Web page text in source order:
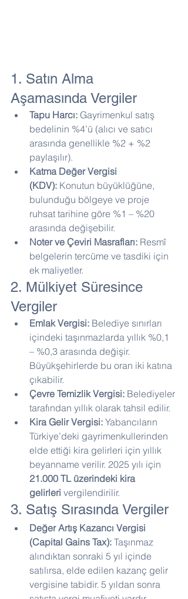
1. Satın Alma
Aşamasında Vergiler
Tapu Harcı: Gayrimenkul satış
bedelinin %4’ü (alıcı ve satıcı
arasında genellikle %2 + %2
paylaşılır).
Katma Değer Vergisi
(KDV): Konutun büyüklüğüne,
bulunduğu bölgeye ve proje
ruhsat tarihine göre %1 – %20
arasında değişebilir.
Noter ve Çeviri Masrafları: Resmî
belgelerin tercüme ve tasdiki için
ek maliyetler.
2. Mülkiyet Süresince
Vergiler
Emlak Vergisi: Belediye sınırları
içindeki taşınmazlarda yıllık %0,1
– %0,3 arasında değişir.
Büyükşehirlerde bu oran iki katına
çıkabilir.
Çevre Temizlik Vergisi: Belediyeler
tarafından yıllık olarak tahsil edilir.
Kira Gelir Vergisi: Yabancıların
Türkiye’deki gayrimenkullerinden
elde ettiği kira gelirleri için yıllık
beyanname verilir. 2025 yılı için
21.000 TL üzerindeki kira
gelirleri vergilendirilir.
3. Satış Sırasında Vergiler
Değer Artış Kazancı Vergisi
(Capital Gains Tax): Taşınmaz
alındıktan sonraki 5 yıl içinde
satılırsa, elde edilen kazanç gelir
vergisine tabidir. 5 yıldan sonra